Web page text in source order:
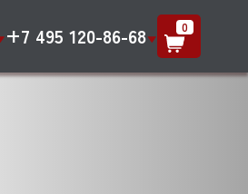
+7 495 120-86-68 0